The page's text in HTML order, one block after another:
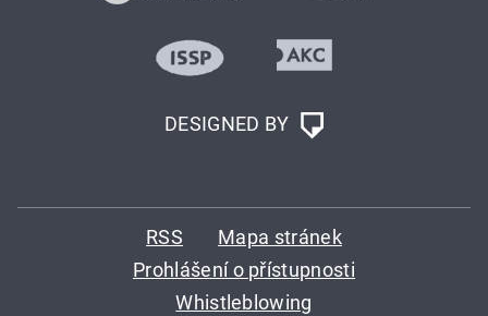
DESIGNED BY
RSS
Mapa stránek
Prohlášení o přístupnosti
Whistleblowing